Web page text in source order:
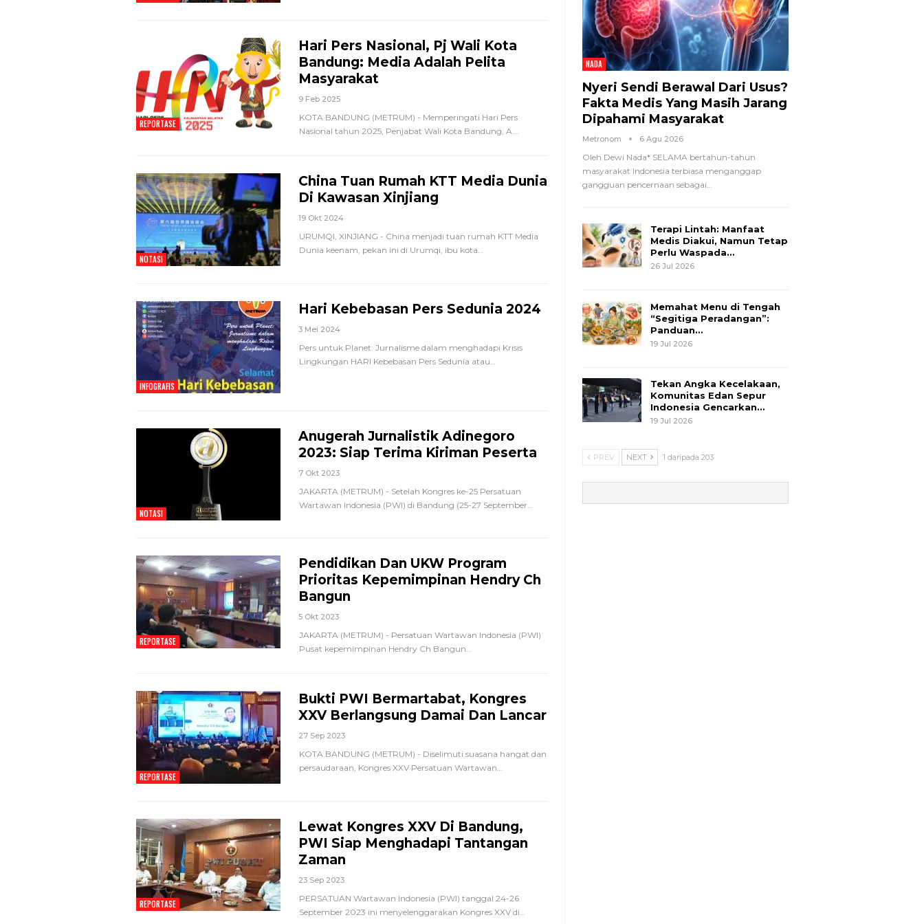
REPORTASE
Hari Pers Nasional, Pj Wali Kota
Bandung: Media Adalah Pelita
Masyarakat
9 Feb 2025
KOTA BANDUNG (METRUM) - Memperingati Hari Pers
Nasional tahun 2025, Penjabat Wali Kota Bandung, A.…
NOTASI
China Tuan Rumah KTT Media Dunia
Di Kawasan Xinjiang
19 Okt 2024
URUMQI, XINJIANG - China menjadi tuan rumah KTT Media
Dunia keenam, pekan ini di Urumqi, ibu kota…
INFOGRAFIS
Hari Kebebasan Pers Sedunia 2024
3 Mei 2024
Pers untuk Planet: Jurnalisme dalam menghadapi Krisis
Lingkungan HARI Kebebasan Pers Sedunia atau
NOTASI
Anugerah Jurnalistik Adinegoro
2023: Siap Terima Kiriman Peserta
7 Okt 2023
JAKARTA (METRUM) - Setelah Kongres ke-25 Persatuan
Wartawan Indonesia (PWI) di Bandung (25-27 September…
REPORTASE
Pendidikan Dan UKW Program
Prioritas Kepemimpinan Hendry Ch
Bangun
5 Okt 2023
JAKARTA (METRUM) - Persatuan Wartawan Indonesia (PWI)
Pusat kepemimpinan Hendry Ch Bangun…
REPORTASE
Bukti PWI Bermartabat, Kongres
XXV Berlangsung Damai Dan Lancar
27 Sep 2023
KOTA BANDUNG (METRUM) - Diselimuti suasana hangat dan
persaudaraan, Kongres XXV Persatuan Wartawan…
REPORTASE
Lewat Kongres XXV Di Bandung,
PWI Siap Menghadapi Tantangan
Zaman
23 Sep 2023
PERSATUAN Wartawan Indonesia (PWI) tanggal 24-26
September 2023 ini menyelenggarakan Kongres XXV di
NADA
Nyeri Sendi Berawal Dari Usus?
Fakta Medis Yang Masih Jarang
Dipahami Masyarakat
Metronom 6 Agu 2026
Oleh Dewi Nada* SELAMA bertahun-tahun
masyarakat Indonesia terbiasa menganggap
gangguan pencernaan sebagai…
Terapi Lintah: Manfaat
Medis Diakui, Namun Tetap
Perlu Waspada…
26 Jul 2026
Memahat Menu di Tengah
“Segitiga Peradangan”:
Panduan…
19 Jul 2026
Tekan Angka Kecelakaan,
Komunitas Edan Sepur
Indonesia Gencarkan…
19 Jul 2026
PREV NEXT 1 daripada 203